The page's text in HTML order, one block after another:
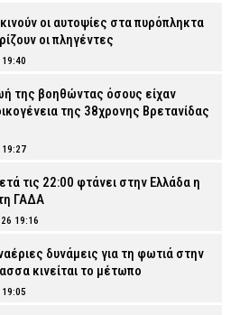
οι αυτοψίες στα πυρόπληκτα
οι πληγέντες
της βοηθώντας όσους είχαν
της 38χρονης Βρετανίδας
τις 22:00 φτάνει στην Ελλάδα η
ΓΑΔΑ
19:16
δυνάμεις για τη φωτιά στην
κινείται το μέτωπο